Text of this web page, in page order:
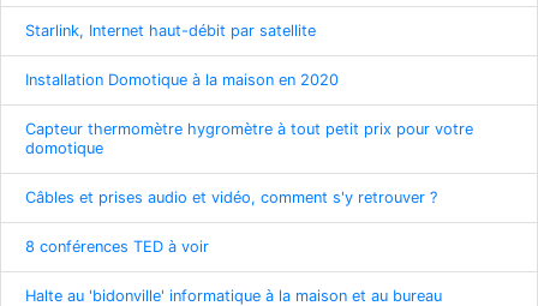
Starlink, Internet haut-débit par satellite
Installation Domotique à la maison en 2020
Capteur thermomètre hygromètre à tout petit prix pour votre
domotique
Câbles et prises audio et vidéo, comment s'y retrouver ?
8 conférences TED à voir
Halte au 'bidonville' informatique à la maison et au bureau